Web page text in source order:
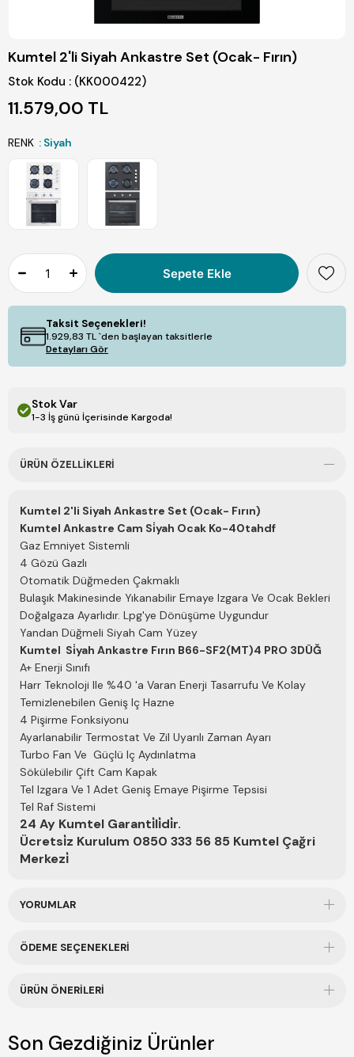
Kumtel 2'li Siyah Ankastre Set (Ocak- Fırın)
Stok Kodu (KK000422)
11.579,00 TL
RENK : Siyah
Taksit Seçenekleri!
1.929,83 TL`den başlayan taksitlerle
Detayları Gör
Stok Var
1-3 İş günü İçerisinde Kargoda!
ÜRÜN ÖZELLIKLERI
Kumtel 2'li Siyah Ankastre Set (Ocak- Fırın)
Kumtel Ankastre Cam Si̇yah Ocak Ko-40tahdf
Gaz Emniyet Sistemli
4 Gözü Gazlı
Otomatik Düğmeden Çakmaklı
Bulaşık Makinesinde Yıkanabilir Emaye Izgara Ve Ocak Bekleri
Doğalgaza Ayarlıdır. Lpg'ye Dönüşüme Uygundur
Yandan Düğmeli Siyah Cam Yüzey
Kumtel Si̇yah Ankastre Fırın B66-SF2(MT)4 PRO 3DÜĞ
A+ Enerji Sınıfı
Harr Teknoloji Ile %40 'a Varan Enerji Tasarrufu Ve Kolay
Temizlenebilen Geniş Iç Hazne
4 Pişirme Fonksiyonu
Ayarlanabilir Termostat Ve Zil Uyarılı Zaman Ayarı
Turbo Fan Ve Güçlü Iç Aydınlatma
Sökülebilir Çift Cam Kapak
Tel Izgara Ve 1 Adet Geniş Emaye Pişirme Tepsisi
Tel Raf Sistemi
24 Ay Kumtel Garanti̇li̇di̇r.
Ücretsi̇z Kurulum 0850 333 56 85 Kumtel Çağri
Merkezi̇
YORUMLAR
ÖDEME SEÇENEKLERI
ÜRÜN ÖNERILERI
Son Gezdiğiniz Ürünler